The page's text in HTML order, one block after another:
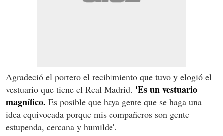
Agradeció el portero el recibimiento que tuvo y elogió el
vestuario que tiene el Real Madrid. 'Es un vestuario
magnífico. Es posible que haya gente que se haga una
idea equivocada porque mis compañeros son gente
estupenda, cercana y humilde'.